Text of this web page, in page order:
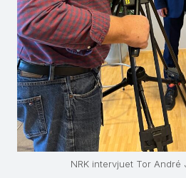
NRK intervjuet Tor André